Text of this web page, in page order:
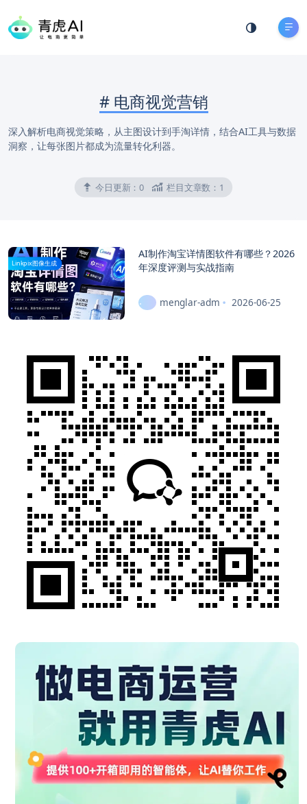
# 电商视觉营销
深入解析电商视觉策略，从主图设计到手淘详情，结合AI工具与数据
洞察，让每张图片都成为流量转化利器。
今日更新：0 栏目文章数： 1
Linkpix图像生成
AI制作淘宝详情图软件有哪些？2026
年深度评测与实战指南
menglar-adm 2026-06-25